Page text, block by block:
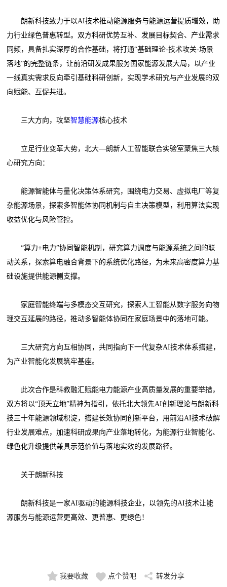
朗新科技致力于以AI技术推动能源服务与能源运营提质增效，助
力行业绿色普惠转型。双方科研优势互补、发展目标契合、产业需求
同频，具备扎实深厚的合作基础，将打通“基础理论-技术攻关-场景
落地”的完整链条，让前沿研发成果服务国家能源发展大局，以产业
一线真实需求反向牵引基础科研创新，实现学术研究与产业发展的双
向赋能、互促共进。
三大方向，攻坚智慧能源核心技术
立足行业变革大势，北大—朗新人工智能联合实验室聚焦三大核
心研究方向：
能源智能体与量化决策体系研究，围绕电力交易、虚拟电厂等复
杂能源场景，探索多智能体协同机制与自主决策模型，利用算法实现
收益优化与风险管控。
“算力+电力”协同智能机制，研究算力调度与能源系统之间的联
动关系，探索算电融合背景下的系统优化路径，为未来高密度算力基
础设施提供能源侧支撑。
家庭智能终端与多模态交互研究，探索人工智能从数字服务向物
理交互延展的路径，推动多智能体协同在家庭场景中的落地可能。
三大研究方向互相协同，共同指向下一代复杂AI技术体系搭建，
为产业智能化发展筑牢基座。
此次合作是科教融汇赋能电力能源产业高质量发展的重要举措，
双方将以“顶天立地”精神为指引，依托北大领先AI创新理论与朗新科
技三十年能源领域积淀，搭建长效协同创新平台，用前沿AI技术破解
行业发展难点，加速科研成果向产业落地转化，为能源行业智能化、
绿色化升级提供兼具示范价值与落地实效的发展路径。
关于朗新科技
朗新科技是一家AI驱动的能源科技企业，以领先的AI技术让能
源服务与能源运营更高效、更普惠、更绿色！
我要收藏 点个赞吧 转发分享